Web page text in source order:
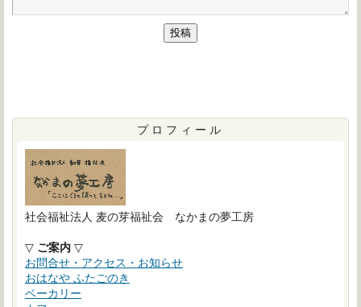
プロフィール
社会福祉法人 麦の芽福祉会 なかまの夢工房
▽ ご案内 ▽
お問合せ・アクセス・お知らせ
おはなや ふたごのき
ベーカリー